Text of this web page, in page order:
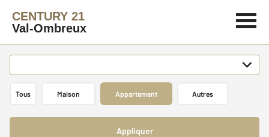
CENTURY 21
Val-Ombreux
Tous Maison Appartement Autres
Appliquer